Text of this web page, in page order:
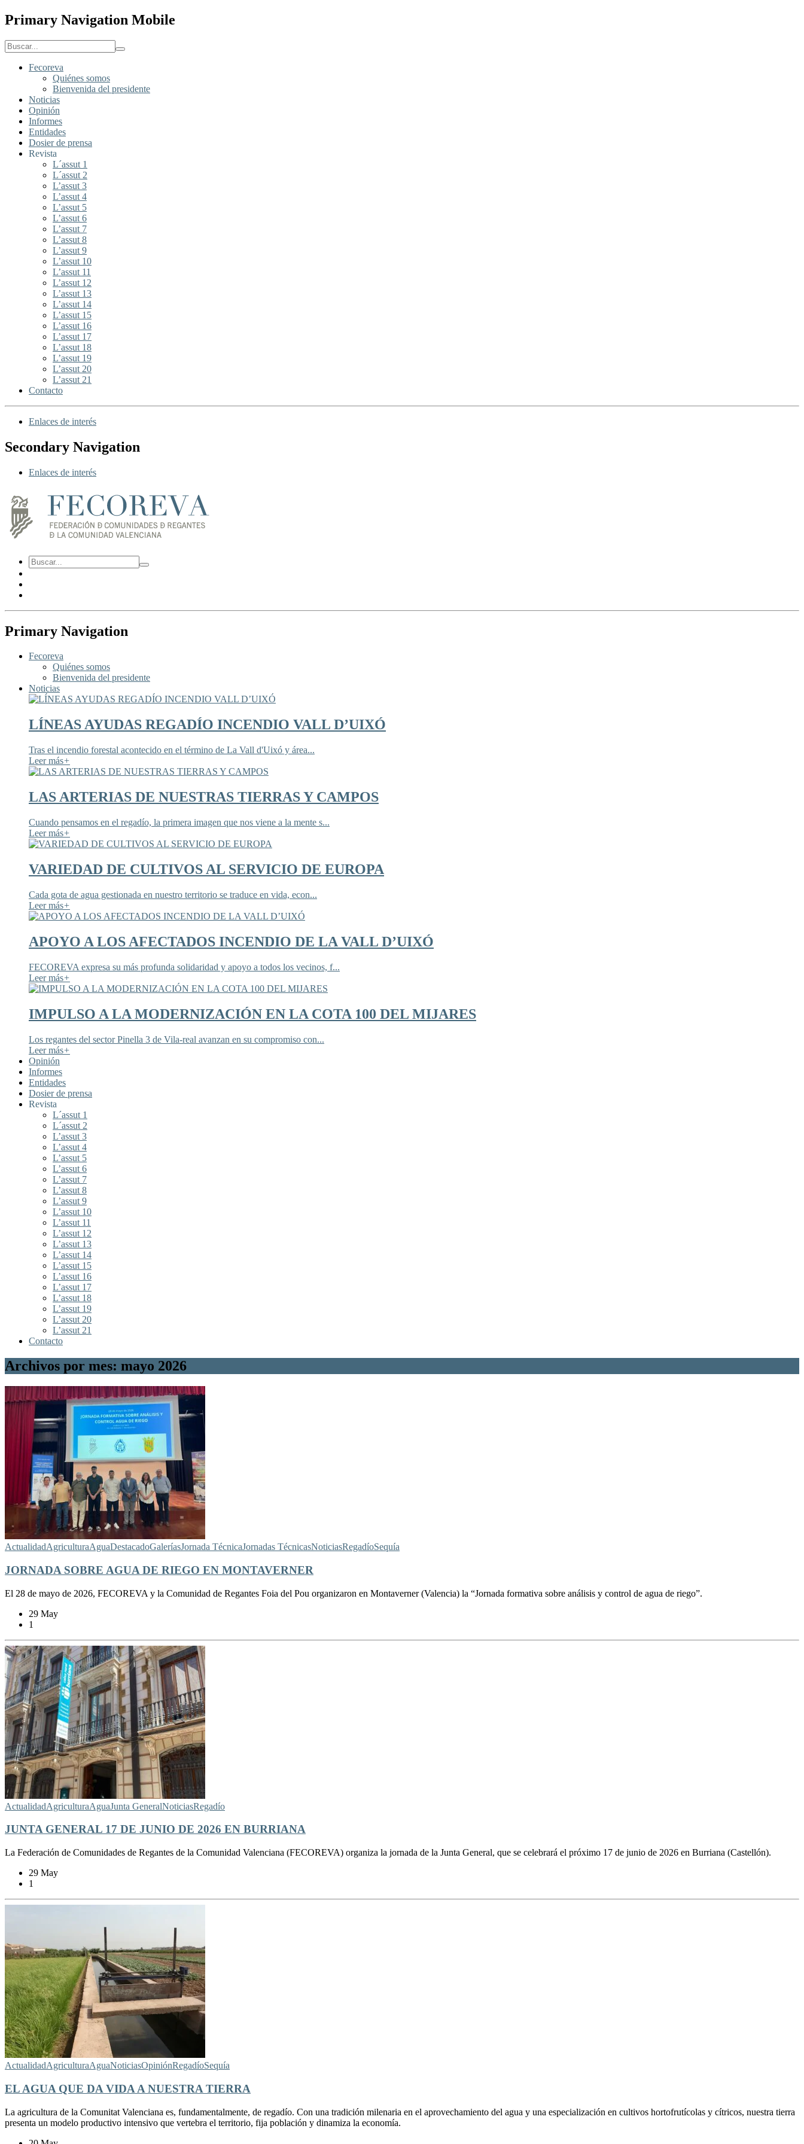
Primary Navigation Mobile
Fecoreva
Quiénes somos
Bienvenida del presidente
Noticias
Opinión
Informes
Entidades
Dosier de prensa
Revista
L´assut 1
L´assut 2
L’assut 3
L’assut 4
L’assut 5
L’assut 6
L’assut 7
L’assut 8
L’assut 9
L’assut 10
L’assut 11
L’assut 12
L’assut 13
L’assut 14
L’assut 15
L’assut 16
L’assut 17
L’assut 18
L’assut 19
L’assut 20
L’assut 21
Contacto
Enlaces de interés
Secondary Navigation
Enlaces de interés
Primary Navigation
Fecoreva
Quiénes somos
Bienvenida del presidente
Noticias
LÍNEAS AYUDAS REGADÍO INCENDIO VALL D’UIXÓ
Tras el incendio forestal acontecido en el término de La Vall d'Uixó y área...
Leer más+
LAS ARTERIAS DE NUESTRAS TIERRAS Y CAMPOS
Cuando pensamos en el regadío, la primera imagen que nos viene a la mente s...
Leer más+
VARIEDAD DE CULTIVOS AL SERVICIO DE EUROPA
Cada gota de agua gestionada en nuestro territorio se traduce en vida, econ...
Leer más+
APOYO A LOS AFECTADOS INCENDIO DE LA VALL D’UIXÓ
FECOREVA expresa su más profunda solidaridad y apoyo a todos los vecinos, f...
Leer más+
IMPULSO A LA MODERNIZACIÓN EN LA COTA 100 DEL MIJARES
Los regantes del sector Pinella 3 de Vila-real avanzan en su compromiso con...
Leer más+
Opinión
Informes
Entidades
Dosier de prensa
Revista
L´assut 1
L´assut 2
L’assut 3
L’assut 4
L’assut 5
L’assut 6
L’assut 7
L’assut 8
L’assut 9
L’assut 10
L’assut 11
L’assut 12
L’assut 13
L’assut 14
L’assut 15
L’assut 16
L’assut 17
L’assut 18
L’assut 19
L’assut 20
L’assut 21
Contacto
Archivos por mes: mayo 2026
ActualidadAgriculturaAguaDestacadoGaleríasJornada TécnicaJornadas TécnicasNoticiasRegadíoSequía
JORNADA SOBRE AGUA DE RIEGO EN MONTAVERNER
El 28 de mayo de 2026, FECOREVA y la Comunidad de Regantes Foia del Pou organizaron en Montaverner (Valencia) la “Jornada formativa sobre análisis y control de agua de riego”.
29 May
1
ActualidadAgriculturaAguaJunta GeneralNoticiasRegadío
JUNTA GENERAL 17 DE JUNIO DE 2026 EN BURRIANA
La Federación de Comunidades de Regantes de la Comunidad Valenciana (FECOREVA) organiza la jornada de la Junta General, que se celebrará el próximo 17 de junio de 2026 en Burriana (Castellón).
29 May
1
ActualidadAgriculturaAguaNoticiasOpiniónRegadíoSequía
EL AGUA QUE DA VIDA A NUESTRA TIERRA
La agricultura de la Comunitat Valenciana es, fundamentalmente, de regadío. Con una tradición milenaria en el aprovechamiento del agua y una especialización en cultivos hortofrutícolas y cítricos, nuestra tierra
presenta un modelo productivo intensivo que vertebra el territorio, fija población y dinamiza la economía.